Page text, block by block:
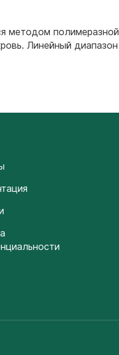
методом полимеразной
Линейный диапазон